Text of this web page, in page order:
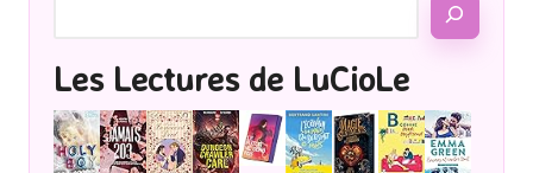
Les Lectures de LuCioLe